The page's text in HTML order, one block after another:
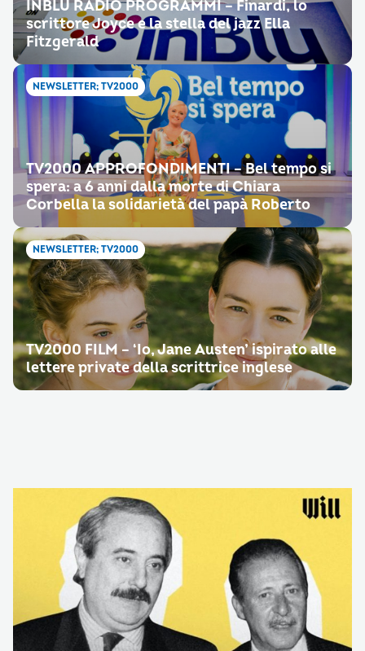
INBLU RADIO PROGRAMMI – Finardi, lo
scrittore Joyce e la stella del jazz Ella
Fitzgerald
NEWSLETTER; TV2000
TV2000 APPROFONDIMENTI – Bel tempo si
spera: a 6 anni dalla morte di Chiara
Corbella la solidarietà del papà Roberto
NEWSLETTER; TV2000
TV2000 FILM – ‘Io, Jane Austen’ ispirato alle
lettere private della scrittrice inglese